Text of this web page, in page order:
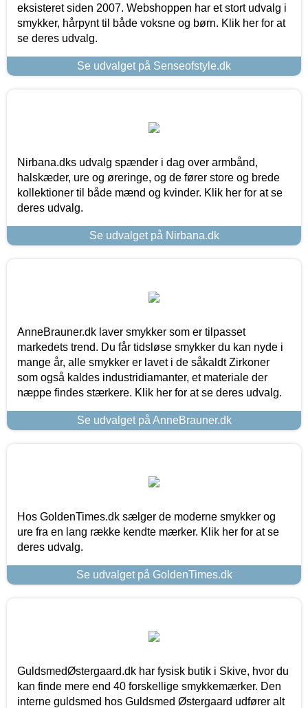
eksisteret siden 2007. Webshoppen har et stort udvalg i
smykker, hårpynt til både voksne og børn. Klik her for at
se deres udvalg.
Se udvalget på Senseofstyle.dk
Nirbana.dks udvalg spænder i dag over armbånd,
halskæder, ure og øreringe, og de fører store og brede
kollektioner til både mænd og kvinder. Klik her for at se
deres udvalg.
Se udvalget på Nirbana.dk
AnneBrauner.dk laver smykker som er tilpasset
markedets trend. Du får tidsløse smykker du kan nyde i
mange år, alle smykker er lavet i de såkaldt Zirkoner
som også kaldes industridiamanter, et materiale der
næppe findes stærkere. Klik her for at se deres udvalg.
Se udvalget på AnneBrauner.dk
Hos GoldenTimes.dk sælger de moderne smykker og
ure fra en lang række kendte mærker. Klik her for at se
deres udvalg.
Se udvalget på GoldenTimes.dk
GuldsmedØstergaard.dk har fysisk butik i Skive, hvor du
kan finde mere end 40 forskellige smykkemærker. Den
interne guldsmed hos Guldsmed Østergaard udfører alt